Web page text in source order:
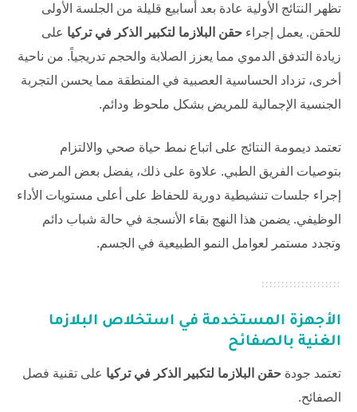
تظهر النتائج الأولية عادة بعد أسابيع قليلة من الجلسة الأولى
للحقن. يعمل إجراء حقن البلازما لتكبير الذكر في تركيا على
زيادة التدفق الدموي مما يعزز الصلابة والحجم تدريجياً. من ناحية
أخرى، تزداد الحساسية العصبية في المنطقة مما يحسن التجربة
الجنسية الإجمالية للمريض بشكل ملحوظ ودائم.
تعتمد ديمومة النتائج على اتباع نمط حياة صحي والالتزام
بتوصيات الفريق الطبي. علاوة على ذلك، يفضل بعض المرضى
إجراء جلسات تنشيطية دورية للحفاظ على أعلى مستويات الأداء
الوظيفي. يضمن هذا النهج بقاء الأنسجة في حالة شباب دائم
وتجدد مستمر لعوامل النمو الطبيعية في الجسم.
الأجهزة المستخدمة في استخلاص البلازما
الغنية بالصفائح
تعتمد جودة حقن البلازما لتكبير الذكر في تركيا على تقنية فصل
الصفائح.